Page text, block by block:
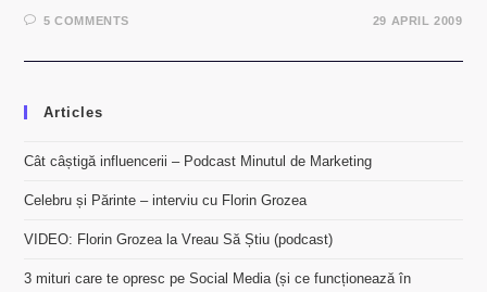
5 COMMENTS 29 APRIL 2009
Articles
Cât câștigă influencerii – Podcast Minutul de Marketing
Celebru și Părinte – interviu cu Florin Grozea
VIDEO: Florin Grozea la Vreau Să Știu (podcast)
3 mituri care te opresc pe Social Media (și ce funcționează în